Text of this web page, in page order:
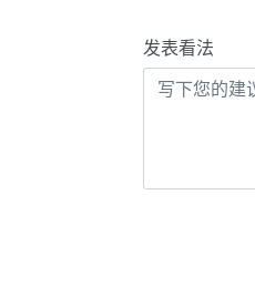
发表看法